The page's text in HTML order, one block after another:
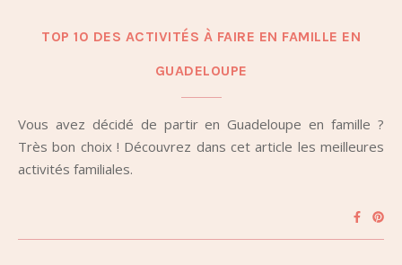
TOP 10 DES ACTIVITÉS À FAIRE EN FAMILLE EN
GUADELOUPE
Vous avez décidé de partir en Guadeloupe en famille ?
Très bon choix ! Découvrez dans cet article les meilleures
activités familiales.